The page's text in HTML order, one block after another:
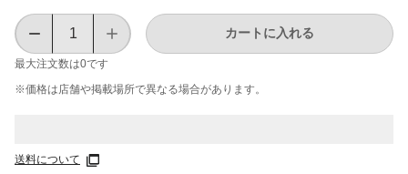
最大注文数は0です
カートに入れる
※価格は​店舗や​掲載場所で​異なる​場合が​あります。
送料について